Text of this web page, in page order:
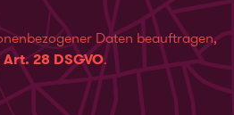
Daten beauftragen,
Art. 28 DSGVO.